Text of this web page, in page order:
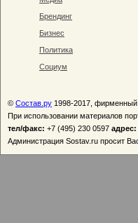
Брендинг
Бизнес
Политика
Социум
© Состав.ру 1998-2017, фирменный
При использовании материалов
тел/факс: +7 (495) 230 0597 адрес:
Администрация Sostav.ru просит